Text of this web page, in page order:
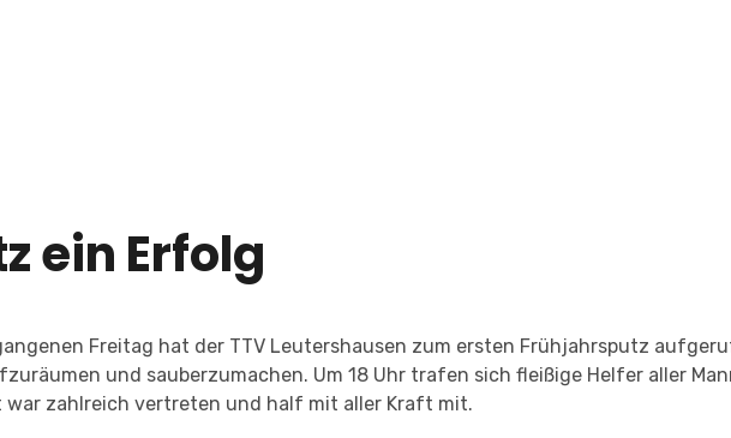
ein Erfolg
Freitag hat der TTV Leutershausen zum ersten Frühjahrsputz
und sauberzumachen. Um 18 Uhr trafen sich fleißige Helfer aller
zahlreich vertreten und half mit aller Kraft mit.